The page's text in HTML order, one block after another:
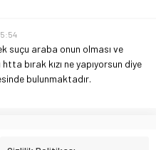
suçu araba onun olması ve
bırak kızı ne yapıyorsun diye
bulunmaktadır.